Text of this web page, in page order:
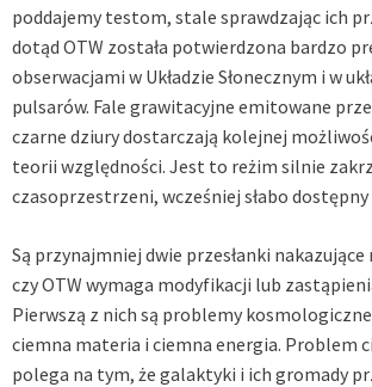
poddajemy testom, stale sprawdzając ich
dotąd OTW została potwierdzona bardzo
obserwacjami w Układzie Słonecznym i w
pulsarów. Fale grawitacyjne emitowane
czarne dziury dostarczają kolejnej
teorii względności. Jest to reżim silnie
czasoprzestrzeni, wcześniej słabo
Są przynajmniej dwie przesłanki nakazujące
czy OTW wymaga modyfikacji lub
Pierwszą z nich są problemy
ciemna materia i ciemna energia. Problem
polega na tym, że galaktyki i ich gromady